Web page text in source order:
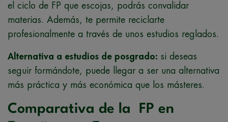
el ciclo de FP que escojas, podrás convalidar
materias. Además, te permite reciclarte
profesionalmente a través de unos estudios reglados.
Alternativa a estudios de posgrado: si deseas
seguir formándote, puede llegar a ser una alternativa
más práctica y más económica que los másteres.
Comparativa de la FP en